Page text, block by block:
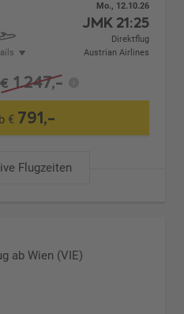
Mo., 12.10.26
JMK 21:25
Direktflug
Austrian Airlines
€ 1.247,-
€ 791,-
Flugzeiten
ab Wien (VIE)